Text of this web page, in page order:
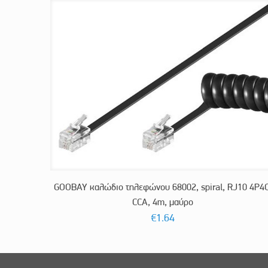
GOOBAY καλώδιο τηλεφώνου 68002, spiral, RJ10
CCA, 4m, μαύρο
€1.64